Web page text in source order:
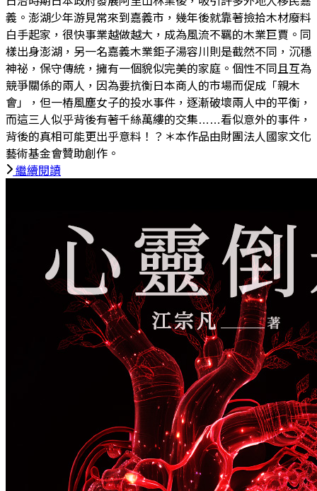
義。澎湖少年游見常來到嘉義市，幾年後就靠著撿拾木材廢料
白手起家，很快事業越做越大，成為風流不羈的木業巨賈。同
樣出身澎湖，另一名嘉義木業鉅子湯容川則是截然不同，沉穩
神祕，保守傳統，擁有一個貌似完美的家庭。個性不同且互為
競爭關係的兩人，因為要抗衡日本商人的市場而促成「親木
會」，但一樁風塵女子的投水事件，逐漸破壞兩人中的平衡，
而這三人似乎背後有著千絲萬縷的交集……看似意外的事件，
背後的真相可能更出乎意料！？＊本作品由財團法人國家文化
藝術基金會贊助創作。
繼續閱讀